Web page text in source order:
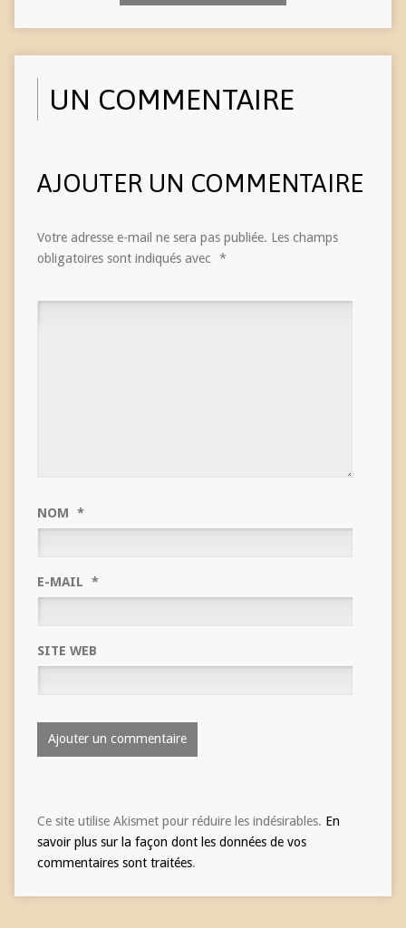
UN COMMENTAIRE
AJOUTER UN COMMENTAIRE
Votre adresse e-mail ne sera pas publiée. Les champs
obligatoires sont indiqués avec *
NOM *
E-MAIL *
SITE WEB
Ce site utilise Akismet pour réduire les indésirables. En
savoir plus sur la façon dont les données de vos
commentaires sont traitées.